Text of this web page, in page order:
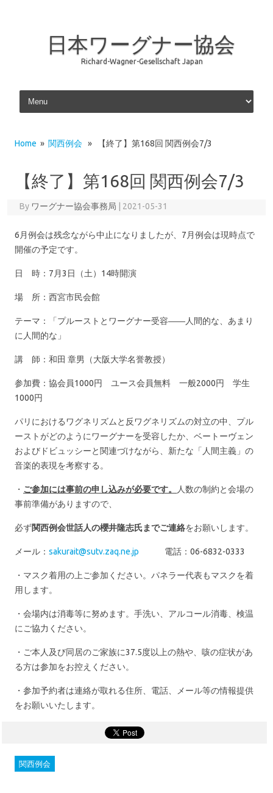
日本ワーグナー協会
Richard-Wagner-Gesellschaft Japan
Skip to content
Home » 関西例会 » 【終了】第168回 関西例会7/3
【終了】第168回 関西例会7/3
By ワーグナー協会事務局 2021-05-31
6月例会は残念ながら中止になりましたが、7月例会は現時点で
開催の予定です。
日 時：7月3日（土）14時開演
場 所：西宮市民会館
テーマ：「プルーストとワーグナー受容――人間的な、あまり
に人間的な」
講 師：和田 章男（大阪大学名誉教授）
参加費：協会員1000円 ユース会員無料 一般2000円 学生
1000円
パリにおけるワグネリズムと反ワグネリズムの対立の中、プル
ーストがどのようにワーグナーを受容したか、ベートーヴェン
およびドビュッシーと関連づけながら、新たな「人間主義」の
音楽的表現を考察する。
・ ご参加には事前の申し込みが必要です。
人数の制約と会場の
事前準備がありますので、
必ず関西例会世話人の櫻井隆志氏までご連絡をお願いします。
メール： sakurait@sutv.zaq.ne.jp 電話：06-6832-0333
・マスク着用の上ご参加ください。パネラー代表もマスクを着
用します。
・会場内は消毒等に努めます。手洗い、アルコール消毒、検温
にご協力ください。
・ご本人及び同居のご家族に37.5度以上の熱や、咳の症状があ
る方は参加をお控えください。
・参加予約者は連絡が取れる住所、電話、メール等の情報提供
をお願いいたします。
関西例会